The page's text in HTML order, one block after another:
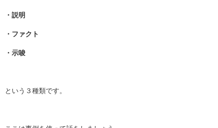
・説明
・ファクト
・示唆
という３種類です。